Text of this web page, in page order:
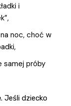
i
noc, choć w
samej próby
Jeśli dziecko